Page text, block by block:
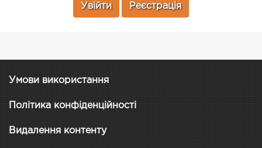
Увійти Реєстрація
Умови використання
Політика конфіденційності
Видалення контенту